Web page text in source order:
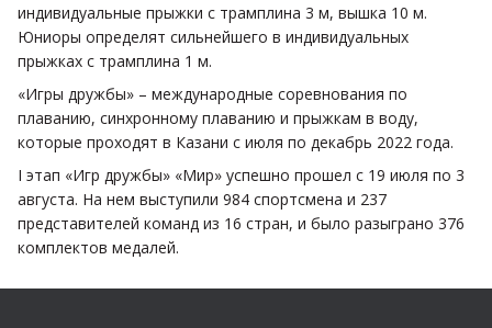
индивидуальные прыжки с трамплина 3 м, вышка 10 м.
Юниоры определят сильнейшего в индивидуальных
прыжках с трамплина 1 м.
«Игры дружбы» – международные соревнования по
плаванию, синхронному плаванию и прыжкам в воду,
которые проходят в Казани с июля по декабрь 2022 года.
I этап «Игр дружбы» «Мир» успешно прошел с 19 июля по 3
августа. На нем выступили 984 спортсмена и 237
представителей команд из 16 стран, и было разыграно 376
комплектов медалей.